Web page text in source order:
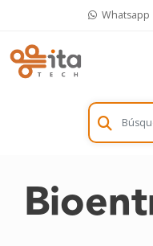
Whatsapp